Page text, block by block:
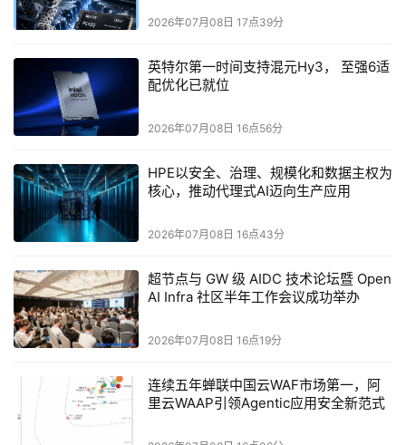
进行扩展，同时兼顾安全、弹性和高性能。
与去年发布的其他IBM z17和LinuxONE 5产品组合一样，
单机柜和机架式系统均采用IBM Telum® II处理器、Red
Hat OpenShift AI和IBM Spyre™加速器，可提供先进的多
等任务。
最大化核心业务价值
基于IBM Z和IBM LinuxONE系统的灵活性，IBM宣布推出全
新的软件和管理功能，旨在帮助客户简化基础设施运维、降
低平台运行的技能门槛，并从支撑现有业务的工作负载中获
取更大价值。
IBM Infrastructure Management for Z and
LinuxONE将预置、配置和运维整合在一起。企业可利
用Terraform和广泛采用的基础设施即代码
（Infrastructure-as-Code）来实现基础设施的自动化
2026年07月08日 17点39分
英特尔第一时间支持混元Hy3， 至强6适
配优化已就位
2026年07月08日 16点56分
HPE以安全、治理、规模化和数据主权为
核心，推动代理式AI迈向生产应用
2026年07月08日 16点43分
超节点与 GW 级 AIDC 技术论坛暨 Open
AI Infra 社区半年工作会议成功举办
2026年07月08日 16点19分
连续五年蝉联中国云WAF市场第一，阿
里云WAAP引领Agentic应用安全新范式